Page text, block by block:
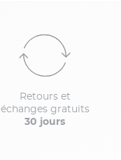
Retours et
échanges gratuits
30 jours